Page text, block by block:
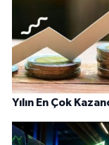
Yılın En Çok